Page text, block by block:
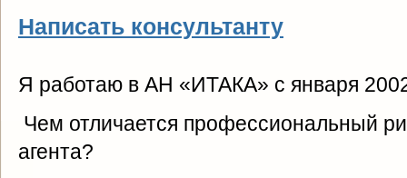
Написать консультанту
Я работаю в АН «ИТАКА» с января
Чем отличается профессиональный
агента?